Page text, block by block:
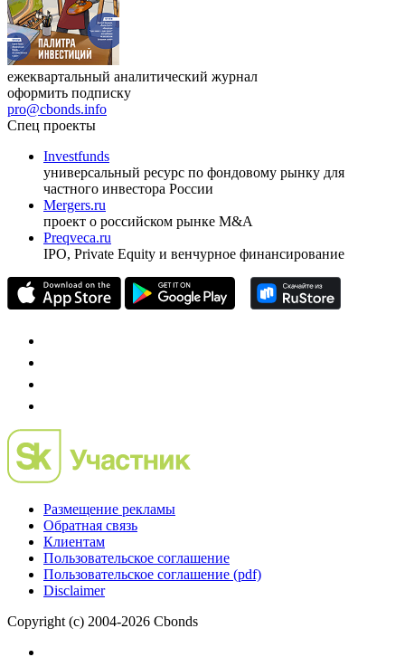
ежеквартальный аналитический журнал
оформить подписку
pro@cbonds.info
Спец проекты
Investfunds
универсальный ресурс по фондовому рынку для
частного инвестора России
Mergers.ru
проект о российском рынке M&A
Preqveca.ru
IPO, Private Equity и венчурное финансирование
Размещение рекламы
Обратная связь
Клиентам
Пользовательское соглашение
Пользовательское соглашение (pdf)
Disclaimer
Copyright (c) 2004-2026 Cbonds